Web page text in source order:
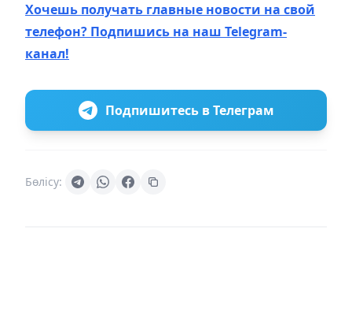
Хочешь получать главные новости на свой
телефон? Подпишись на наш Telegram-
канал!
Подпишитесь в Телеграм
Бөлісу: